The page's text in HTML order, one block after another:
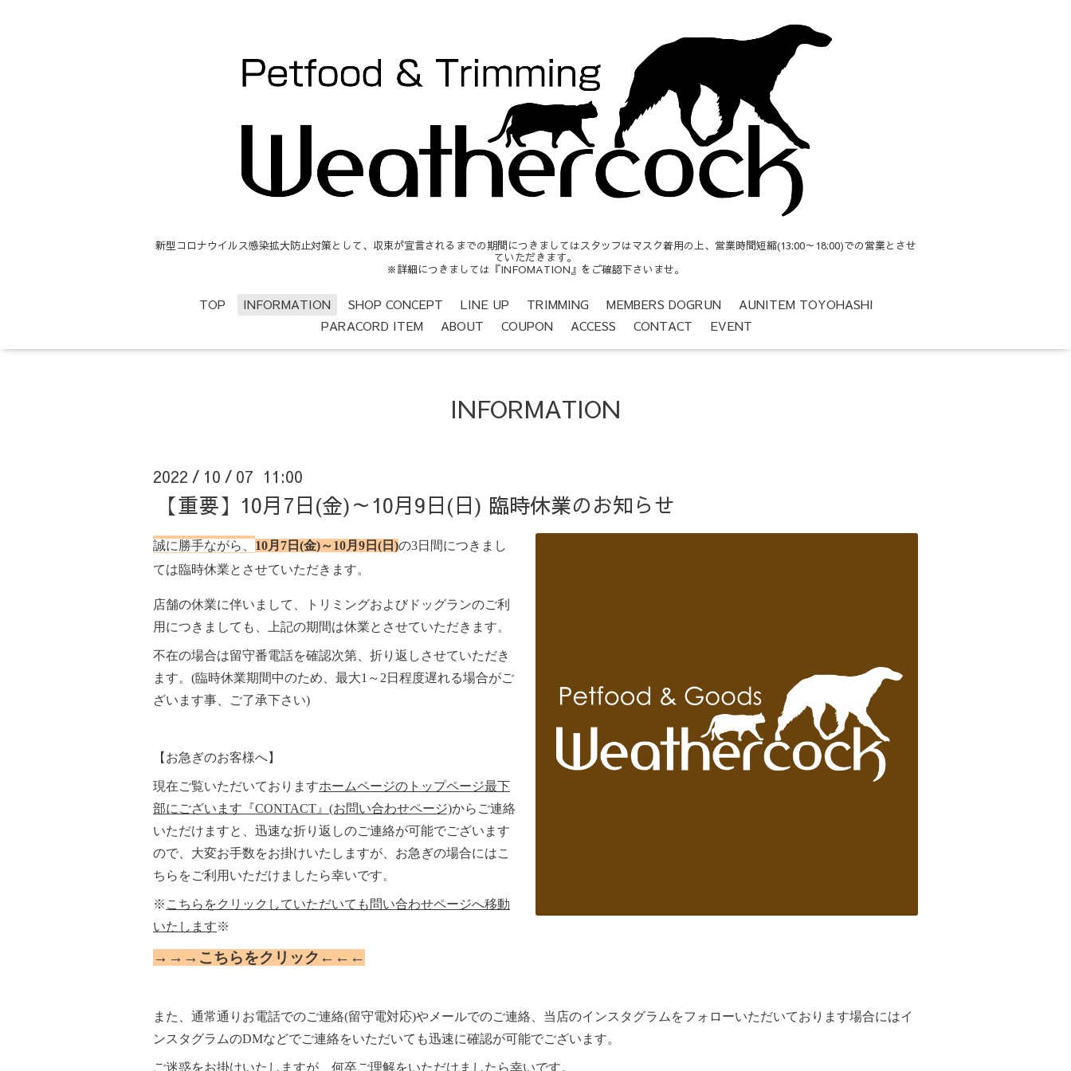
新型コロナウイルス感染拡大防止対策として、収束が宣言されるまでの期間につきましてはスタッフはマスク着用の上、営業時間短縮(13:00～18:00)での営業とさせ
ていただきます。
※詳細につきましては『INFOMATION』をご確認下さいませ。
TOP INFORMATION SHOP CONCEPT LINE UP TRIMMING MEMBERS DOGRUN
AUNITEM TOYOHASHI
PARACORD ITEM
ABOUT COUPON ACCESS CONTACT EVENT
INFORMATION
2022 / 10 / 07 11:00
【重要】10月7日(金)～10月9日(日) 臨時休業のお知らせ
誠に勝手ながら、 10月7日(金)～10月9日(日)の3日間につきまし
ては臨時休業とさせていただきます。
店舗の休業に伴いまして、トリミングおよびドッグランのご利
用につきましても、上記の期間は休業とさせていただきます。
不在の場合は留守番電話を確認次第、折り返しさせていただき
ます。(臨時休業期間中のため、最大1～2日程度遅れる場合がご
ざいます事、ご了承下さい)
【お急ぎのお客様へ】
現在ご覧いただいておりますホームページのトップページ最下
部にございます『CONTACT』(お問い合わせページ)からご連絡
いただけますと、迅速な折り返しのご連絡が可能でございます
ので、大変お手数をお掛けいたしますが、お急ぎの場合にはこ
ちらをご利用いただけましたら幸いです。
※ こちらをクリックしていただいても問い合わせページへ移動
いたします※
→→→こちらをクリック←←←
また、通常通りお電話でのご連絡(留守電対応)やメールでのご連絡、当店のインスタグラムをフォローいただいております場合にはイ
ンスタグラムのDMなどでご連絡をいただいても迅速に確認が可能でございます。
ご迷惑をお掛けいたしますが、何卒ご理解をいただけましたら幸いです。